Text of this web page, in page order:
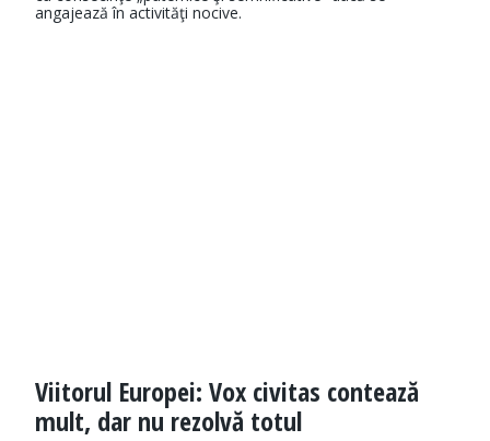
angajează în activităţi nocive.
Viitorul Europei: Vox civitas contează
mult, dar nu rezolvă totul